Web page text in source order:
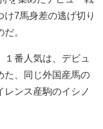
け7馬身差の逃げ切り
。
番人気は、デビュ
た、同じ外国産馬の
レンス産駒のイシノ